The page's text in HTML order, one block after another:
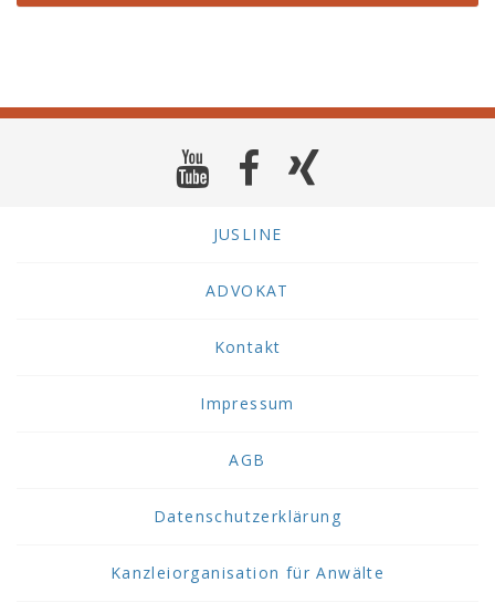
JUSLINE
ADVOKAT
Kontakt
Impressum
AGB
Datenschutzerklärung
Kanzleiorganisation für Anwälte